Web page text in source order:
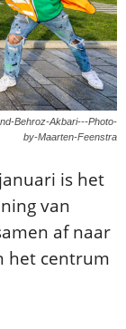
Behroz-Akbari---Photo-
by-Maarten-Feenstra
is het
van
af naar
het centrum